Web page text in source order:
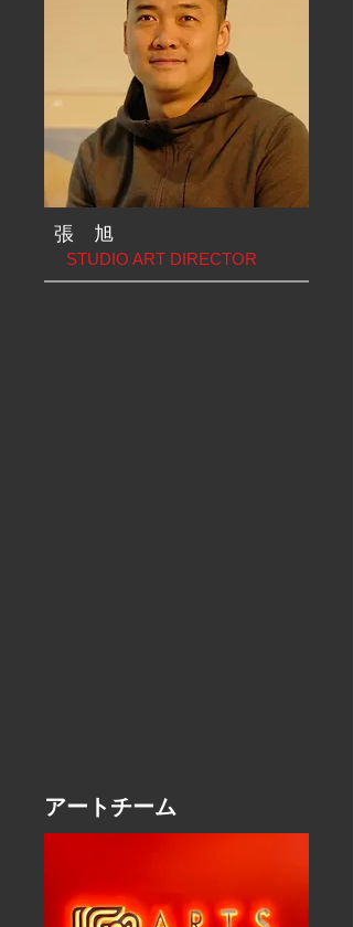
張 旭
​ STUDIO ART DIRECTOR
アートチーム